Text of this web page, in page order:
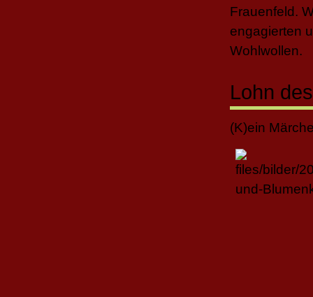
Frauenfeld.
engagierten
Wohlwollen.
Lohn
(K)ein